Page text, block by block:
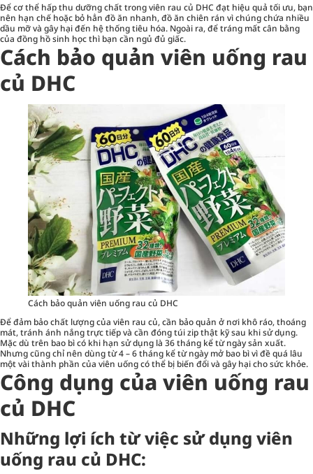
Để cơ thể hấp thu dưỡng chất trong viên rau củ DHC đạt hiệu quả tối ưu, bạn
nên hạn chế hoặc bỏ hẳn đồ ăn nhanh, đồ ăn chiên rán vì chúng chứa nhiều
dầu mỡ và gây hại đến hệ thống tiêu hóa. Ngoài ra, để tráng mất cân bằng
của đồng hồ sinh học thì bạn cần ngủ đủ giấc.
Cách bảo quản viên uống rau
củ DHC
Cách bảo quản viên uống rau củ DHC
Để đảm bảo chất lượng của viên rau củ, cần bảo quản ở nơi khô ráo, thoáng
mát, tránh ánh nắng trực tiếp và cần đóng túi zip thật kỹ sau khi sử dụng.
Mặc dù trên bao bì có khi hạn sử dụng là 36 tháng kể từ ngày sản xuất.
Nhưng cũng chỉ nên dùng từ 4 – 6 tháng kể từ ngày mở bao bì vì đề quá lâu
một vài thành phần của viên uống có thể bị biến đổi và gây hại cho sức khỏe.
Công dụng của viên uống rau
củ DHC
Những lợi ích từ việc sử dụng viên
uống rau củ DHC: